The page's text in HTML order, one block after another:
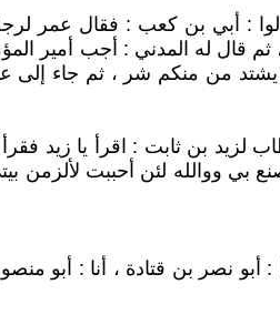
: أبي بن كعب : فقال عمر
قال له المدني : أجب أمير
يشتد من منكم شر ، ثم جاء
لزيد بن ثابت : اقرأ يا زيد
ووالله لئن أحببت لألزمن
: أبو نصر بن قتادة ، أنا :